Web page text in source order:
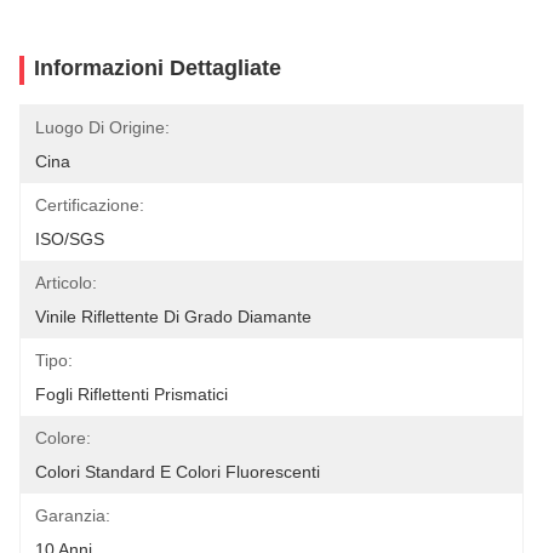
Informazioni Dettagliate
Luogo Di Origine:
Cina
Certificazione:
ISO/SGS
Articolo:
Vinile Riflettente Di Grado Diamante
Tipo:
Fogli Riflettenti Prismatici
Colore:
Colori Standard E Colori Fluorescenti
Garanzia: